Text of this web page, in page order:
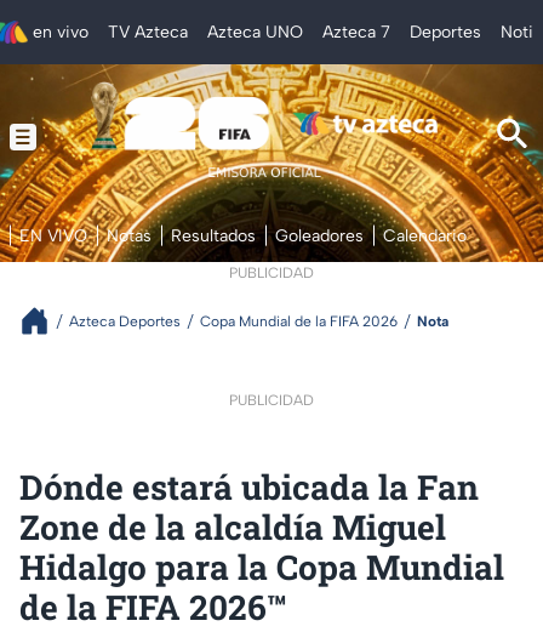
en vivo TV Azteca Azteca UNO Azteca 7 Deportes
EN VIVO Notas Resultados Goleadores Calendario
PUBLICIDAD
Azteca Deportes Copa Mundial de la FIFA 2026 Nota
PUBLICIDAD
Dónde estará ubicada la Fan
Zone de la alcaldía Miguel
Hidalgo para la Copa Mundial
de la FIFA 2026™